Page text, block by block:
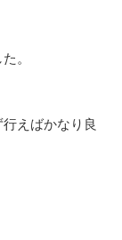
。
えばかなり良